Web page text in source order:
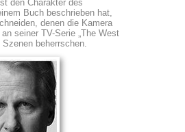
den Charakter des
Buch beschrieben hat,
denen die Kamera
seiner TV-Serie „The West
beherrschen.